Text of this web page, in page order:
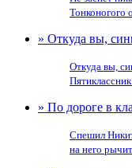
Тонконогого
» Откуда вы,
Откуда вы,
» По дороге в
Спешил
на него